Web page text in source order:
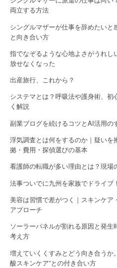
両立する方法
シングルマザーが仕事を辞めたい
と向き合い方
指でなぞるような心地よさがうれ
放せなくなった
出産旅行、これから？
システマとは？呼吸法や護身術、
く解説
副業ブログを続けるコツとAI活用の
浮気調査とは何をするのか｜疑い
拠・費用・探偵選びの基本
看護師の転職が多い理由とは？現場
法事ついでに九州を家族でドライ
美容は習慣で差がつく｜スキンケ
アプローチ
ソーラーパネルが割れる原因と発
考え方
増えていくくすみとどう向き合うか
酸スキンケア”との付き合い方